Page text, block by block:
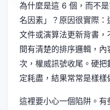
為什麼是這 6 個，而不
名因素」？原因很實際
文件或演算法更新背書
間有清楚的排序邏輯，
次，權威訊號收尾。硬
定耗盡，結果常常是樣樣
這裡要小心一個陷阱。有